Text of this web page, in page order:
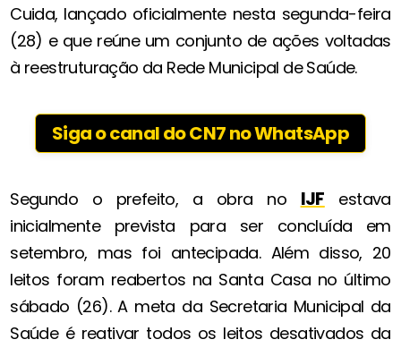
Cuida, lançado oficialmente nesta segunda-feira
(28) e que reúne um conjunto de ações voltadas
à reestruturação da Rede Municipal de Saúde.
Siga o canal do CN7 no WhatsApp
Segundo o prefeito, a obra no IJF estava
inicialmente prevista para ser concluída em
setembro, mas foi antecipada. Além disso, 20
leitos foram reabertos na Santa Casa no último
sábado (26). A meta da Secretaria Municipal da
Saúde é reativar todos os leitos desativados da